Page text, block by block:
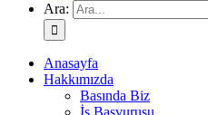
Ara:
Anasayfa
Hakkımızda
Basında Biz
İş Başvurusu